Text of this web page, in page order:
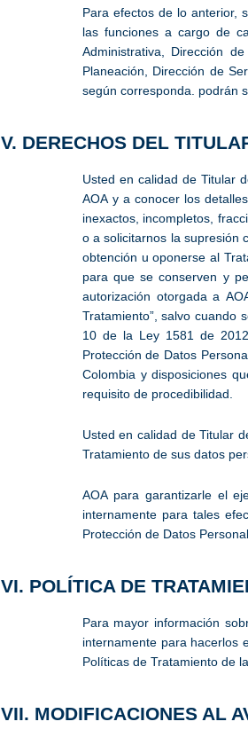
Para efectos de lo anterior,
las funciones a cargo de
Administrativa, Dirección
Planeación, Dirección de
según corresponda. podrán
V. DERECHOS DEL
Usted en calidad de Titular
AOA y a conocer los
inexactos, incompletos,
o a solicitarnos la supresión
obtención u oponerse al
para que se conserven y
autorización otorgada a
Tratamiento”, salvo cuando
10 de la Ley 1581 de
Protección de Datos
Colombia y disposiciones
requisito de procedibilidad.
Usted en calidad de Titular
Tratamiento de sus datos
AOA para garantizarle el
internamente para tales
Protección de Datos
VI. POLÍTICA DE
Para mayor información
internamente para hacerlos
Políticas de Tratamiento de
VII. MODIFICACIONES AL